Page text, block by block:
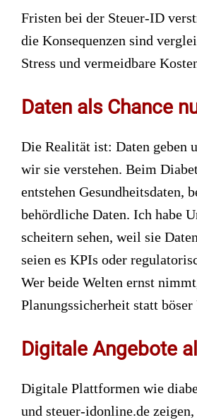
Fristen bei der Steuer-ID
die Konsequenzen sind
Stress und vermeidbare
Daten als Chance
Die Realität ist: Daten geben
wir sie verstehen. Beim
entstehen Gesundheitsdaten,
behördliche Daten. Ich habe
scheitern sehen, weil sie
seien es KPIs oder
Wer beide Welten ernst
Planungssicherheit statt böser
Digitale Angebote
Digitale Plattformen wie
und steuer-idonline.de zeigen,